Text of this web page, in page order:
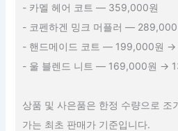
- 카멜 헤어 코트 — 359,000원
- 코펜하겐 밍크 머플러 — 289,000
- 핸드메이드 코트 — 199,000원 →
- 울 블렌드 니트 — 169,000원 →
상품 및 사은품은 한정 수량으로 조
가는 최초 판매가 기준입니다.